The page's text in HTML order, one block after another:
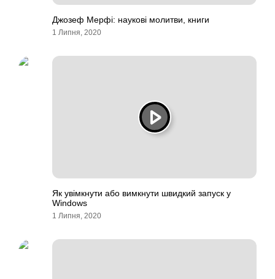
Джозеф Мерфі: наукові молитви, книги
1 Липня, 2020
Як увімкнути або вимкнути швидкий запуск у
Windows
1 Липня, 2020